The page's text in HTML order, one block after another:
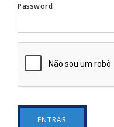
Password
ENTRAR